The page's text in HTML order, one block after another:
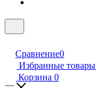
Сравнение0
Избранные товары
Корзина 0